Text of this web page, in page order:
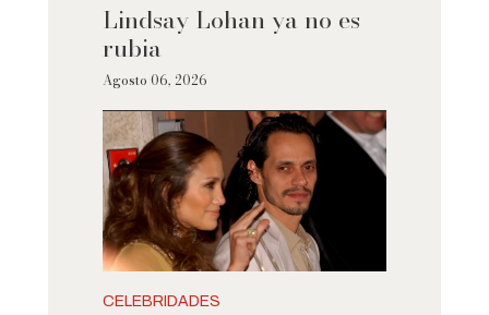
Lindsay Lohan ya no es
rubia
Agosto 06, 2026
CELEBRIDADES